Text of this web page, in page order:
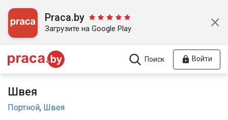
Praca.by
Загрузите на Google Play
Поиск Войти
Швея
Портной, Швея